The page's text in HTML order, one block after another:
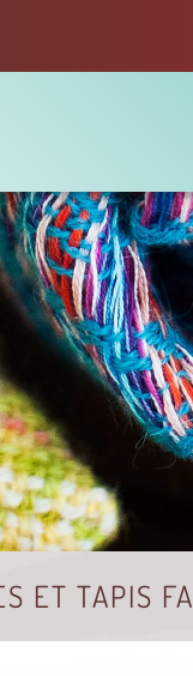
ET TAPIS